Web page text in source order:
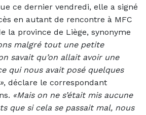
ce dernier vendredi, elle a signé
en autant de rencontre à MFC
la province de Liège, synonyme
malgré tout une petite
savait qu’on allait avoir une
qui nous avait posé quelques
, déclare le correspondant
«Mais on ne s’était mis aucune
que si cela se passait mal, nous